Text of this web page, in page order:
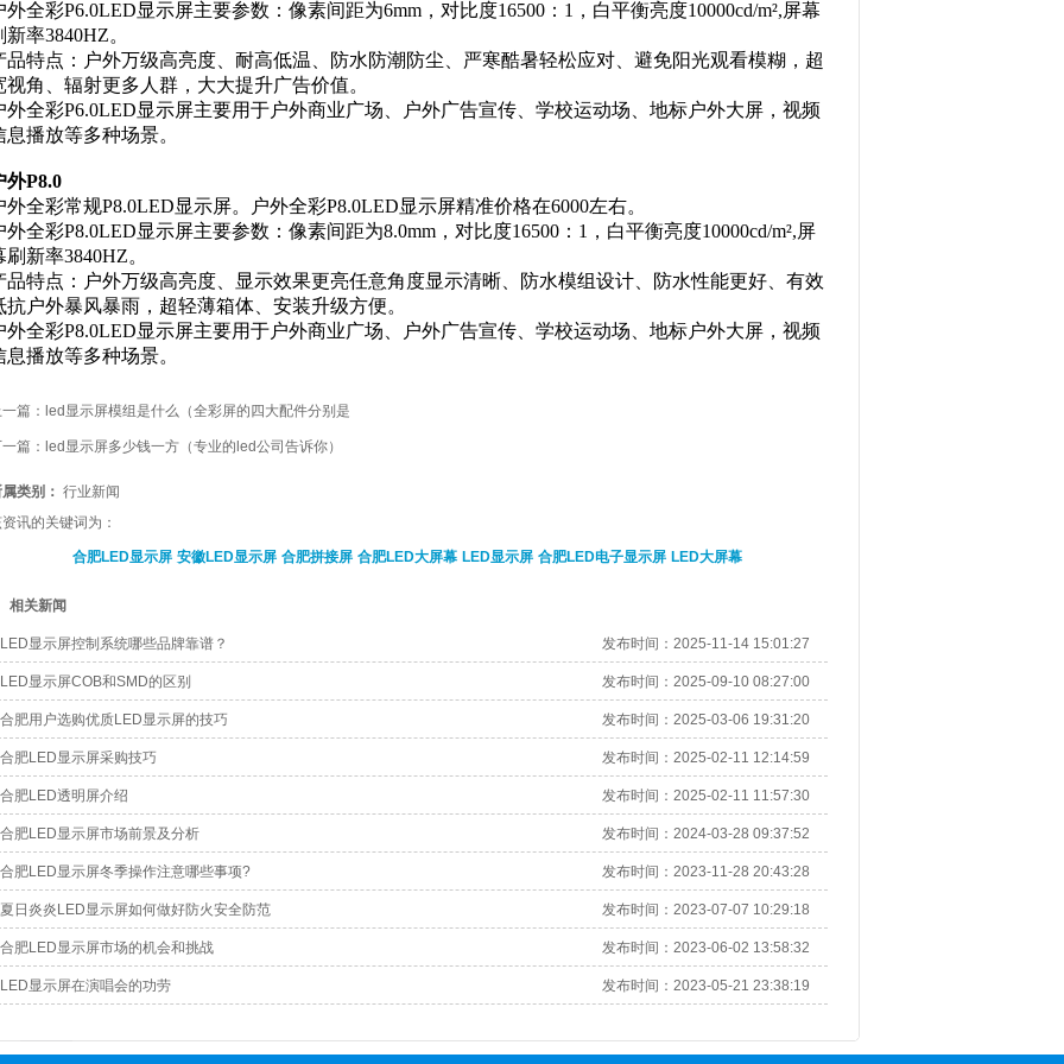
外全彩P6.0LED显示屏主要参数：像素间距为6mm，对比度16500：1，白平衡亮度10000cd/m²,屏幕
新率3840HZ。
品特点：户外万级高亮度、耐高低温、防水防潮防尘、严寒酷暑轻松应对、避免阳光观看模糊，超
视角、辐射更多人群，大大提升广告价值。
外全彩P6.0LED显示屏主要用于户外商业广场、户外广告宣传、学校运动场、地标户外大屏，视频
息播放等多种场景。
外P8.0
外全彩常规P8.0LED显示屏。户外全彩P8.0LED显示屏精准价格在6000左右。
外全彩P8.0LED显示屏主要参数：像素间距为8.0mm，对比度16500：1，白平衡亮度10000cd/m²,屏
刷新率3840HZ。
品特点：户外万级高亮度、显示效果更亮任意角度显示清晰、防水模组设计、防水性能更好、有效
抗户外暴风暴雨，超轻薄箱体、安装升级方便。
外全彩P8.0LED显示屏主要用于户外商业广场、户外广告宣传、学校运动场、地标户外大屏，视频
息播放等多种场景。
篇： led显示屏模组是什么（全彩屏的四大配件分别是
篇： led显示屏多少钱一方（专业的led公司告诉你）
类别： 行业新闻
讯的关键词为：
合肥LED显示屏 安徽LED显示屏 合肥拼接屏 合肥LED大屏幕 LED显示屏 合肥LED电子显示屏 LED大屏幕
相关新闻
LED显示屏控制系统哪些品牌靠谱？ 发布时间： 2025-11-14 15:01:27
LED显示屏COB和SMD的区别 发布时间： 2025-09-10 08:27:00
合肥用户选购优质LED显示屏的技巧 发布时间： 2025-03-06 19:31:20
合肥LED显示屏采购技巧 发布时间： 2025-02-11 12:14:59
合肥LED透明屏介绍 发布时间： 2025-02-11 11:57:30
合肥LED显示屏市场前景及分析 发布时间： 2024-03-28 09:37:52
合肥LED显示屏冬季操作注意哪些事项? 发布时间： 2023-11-28 20:43:28
夏日炎炎LED显示屏如何做好防火安全防范 发布时间： 2023-07-07 10:29:18
合肥LED显示屏市场的机会和挑战 发布时间： 2023-06-02 13:58:32
LED显示屏在演唱会的功劳 发布时间： 2023-05-21 23:38:19